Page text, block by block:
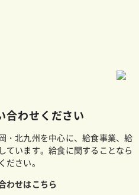
合わせください
・北九州を中心に、給食事業、給
ています。給食に関することなら
ださい。
わせはこちら